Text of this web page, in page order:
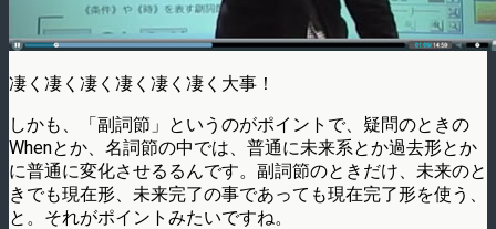
凄く凄く凄く凄く凄く凄く大事！
しかも、「副詞節」というのがポイントで、疑問のときの
Whenとか、名詞節の中では、普通に未来系とか過去形とか
に普通に変化させるるんです。副詞節のときだけ、未来のと
きでも現在形、未来完了の事であっても現在完了形を使う、
と。それがポイントみたいですね。